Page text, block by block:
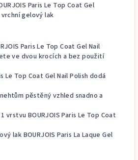
Paris Le Top Coat Gel
gelový lak
Paris Le Top Coat Gel Nail
ve dvou krocích a bez použití
Le Top Coat Gel Nail Polish dodá
pěstěný vzhled snadno a
BOURJOIS Paris Le Top Coat
lak BOURJOIS Paris La Laque Gel